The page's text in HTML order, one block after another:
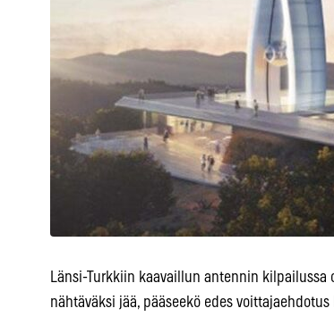
Länsi-Turkkiin kaavaillun antennin
nähtäväksi jää, pääseekö edes